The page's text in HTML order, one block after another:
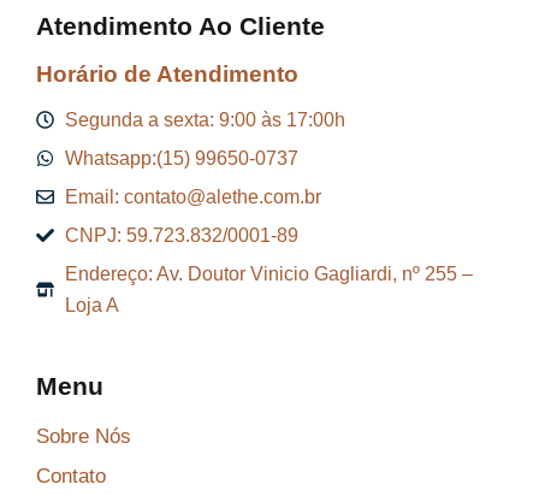
Atendimento Ao Cliente
Horário de Atendimento
Segunda a sexta: 9:00 às 17:00h
Whatsapp:(15) 99650-0737
Email: contato@alethe.com.br
CNPJ: 59.723.832/0001-89
Endereço: Av. Doutor Vinicio Gagliardi, nº 255 –
Loja A
Menu
Sobre Nós
Contato